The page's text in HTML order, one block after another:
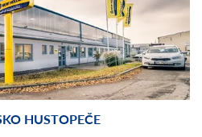
HUSTOPEČE